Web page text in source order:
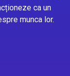
ca un
munca lor.